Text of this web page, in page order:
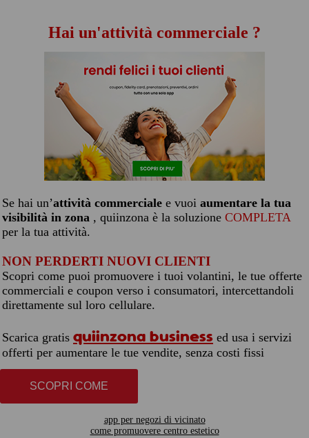
Hai un'attività commerciale ?
Se hai un’attività commerciale e vuoi aumentare la tua
visibilità in zona , quiinzona è la soluzione COMPLETA
per la tua attività.
NON PERDERTI NUOVI CLIENTI
Scopri come puoi promuovere i tuoi volantini, le tue offerte
commerciali e coupon verso i consumatori, intercettandoli
direttamente sul loro cellulare.
Scarica gratis quiinzona business ed usa i servizi
offerti per aumentare le tue vendite, senza costi fissi
SCOPRI COME
app per negozi di vicinato
come promuovere centro estetico